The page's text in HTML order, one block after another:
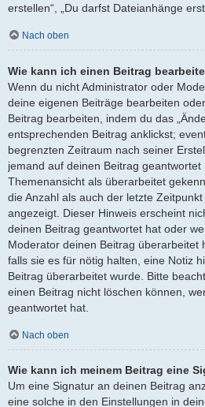
erstellen“, „Du darfst Dateianhänge
Nach oben
Wie kann ich einen Beitrag
Wenn du nicht Administrator oder
deine eigenen Beiträge bearbeiten
Beitrag bearbeiten, indem du das
entsprechenden Beitrag anklickst;
begrenzten Zeitraum nach seiner
jemand auf deinen Beitrag
Themenansicht als überarbeitet
die Anzahl als auch der letzte
angezeigt. Dieser Hinweis erscheint
deinen Beitrag geantwortet hat oder
Moderator deinen Beitrag überarbeitet
falls sie es für nötig halten, eine Notiz
Beitrag überarbeitet wurde. Bitte
einen Beitrag nicht löschen können,
geantwortet hat.
Nach oben
Wie kann ich meinem Beitrag eine
Um eine Signatur an deinen Beitrag
eine solche in den Einstellungen in